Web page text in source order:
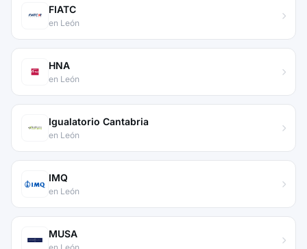
FIATC
en León
HNA
en León
Igualatorio Cantabria
en León
IMQ
en León
MUSA